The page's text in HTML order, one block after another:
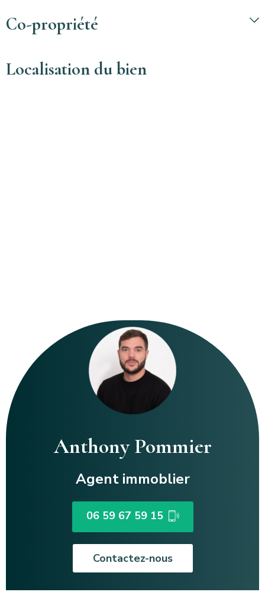
Co-propriété
Localisation du bien
Anthony Pommier
Agent immoblier
06 59 67 59 15
Contactez-nous